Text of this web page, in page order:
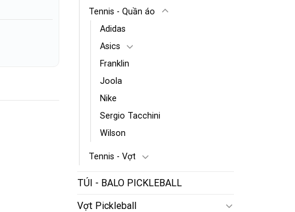
Tennis - Quần áo
Adidas
Asics
Franklin
Joola
Nike
Sergio Tacchini
Wilson
Tennis - Vợt
TÚI - BALO PICKLEBALL
Vợt Pickleball